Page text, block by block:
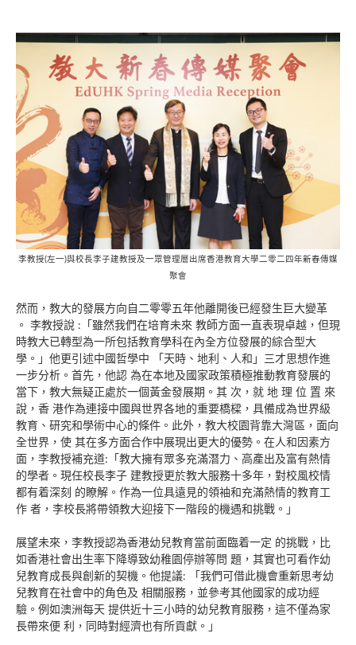
李教授(左一)與校長李子建教授及一眾管理層出席香港教育大學二零二四年新春傳媒
聚會
然而，教大的發展方向自二零零五年他離開後已經發生巨大變革
。 李教授說 :「雖然我們在培育未來 教師方面一直表現卓越，但現
時教大已轉型為一所包括教育學科在內全方位發展的綜合型大
學。」他更引述中國哲學中 「天時、地利、人和」三才思想作進
一步分析。首先，他認 為在本地及國家政策積極推動教育發展的
當下，教大無疑正處於一個黃金發展期。其 次，就 地 理 位 置 來
說，香 港作為連接中國與世界各地的重要橋樑，具備成為世界級
教育、研究和學術中心的條件。此外，教大校園背靠大灣區，面向
全世界，使 其在多方面合作中展現出更大的優勢。在人和因素方
面，李教授補充道:「教大擁有眾多充滿潛力、高產出及富有熱情
的學者。現任校長李子 建教授更於教大服務十多年，對校風校情
都有着深刻 的瞭解。作為一位具遠見的領袖和充滿熱情的教育工
作 者，李校長將帶領教大迎接下一階段的機遇和挑戰。」
展望未來，李教授認為香港幼兒教育當前面臨着一定 的挑戰，比
如香港社會出生率下降導致幼稚園停辦等問 題，其實也可看作幼
兒教育成長與創新的契機。他提議: 「我們可借此機會重新思考幼
兒教育在社會中的角色及 相關服務，並參考其他國家的成功經
驗。例如澳洲每天 提供近十三小時的幼兒教育服務，這不僅為家
長帶來便 利，同時對經濟也有所貢獻。」